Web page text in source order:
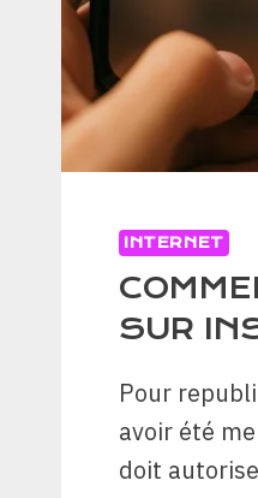
INTERNET
SUR
Pour
avoir été
doit